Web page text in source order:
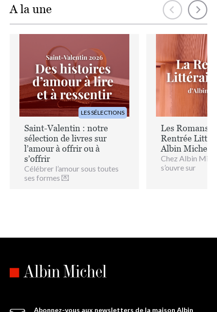
A la une
LES SÉLECTIONS
Saint-Valentin : notre
sélection de livres sur
l’amour à offrir ou à
s’offrir
Célébrer l’amour sous toutes
ses formes 💌
Les Romans
Rentrée
Albin Michel !
Chez Albin
s’ouvre sur
Abonnez-vous aux newsletters de la maison Albin